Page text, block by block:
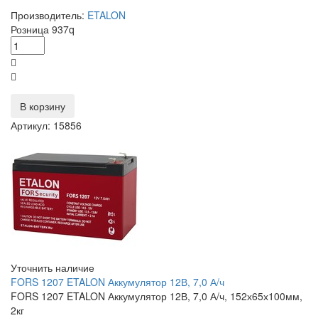
Производитель: ETALON
Розница 937q
В корзину
Артикул: 15856
Уточнить наличие
FORS 1207 ETALON Аккумулятор 12В, 7,0 А/ч
FORS 1207 ETALON Аккумулятор 12В, 7,0 А/ч, 152х65х100мм,
2кг